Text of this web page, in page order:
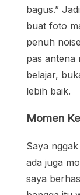
bagus.”
buat foto
penuh
pas antena
belajar,
lebih baik.
Momen
Saya
ada juga
saya